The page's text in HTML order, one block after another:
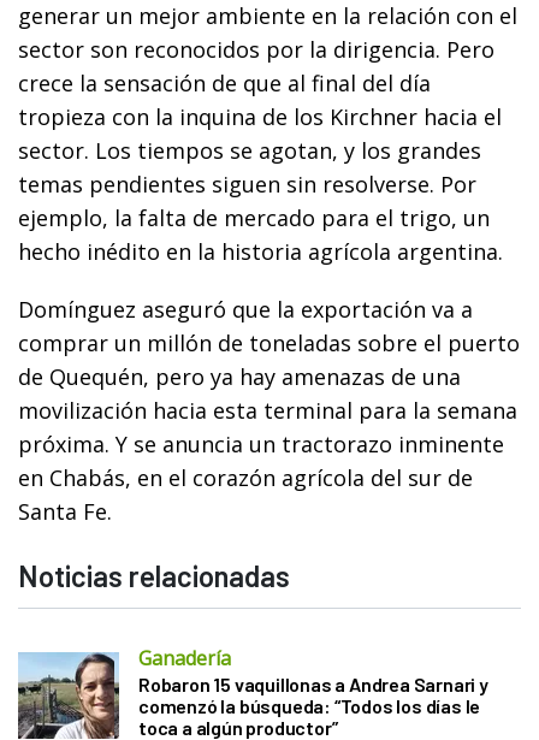
generar un mejor ambiente en la relación con el
sector son reconocidos por la dirigencia. Pero
crece la sensación de que al final del día
tropieza con la inquina de los Kirchner hacia el
sector. Los tiempos se agotan, y los grandes
temas pendientes siguen sin resolverse. Por
ejemplo, la falta de mercado para el trigo, un
hecho inédito en la historia agrícola argentina.
Domínguez aseguró que la exportación va a
comprar un millón de toneladas sobre el puerto
de Quequén, pero ya hay amenazas de una
movilización hacia esta terminal para la semana
próxima. Y se anuncia un tractorazo inminente
en Chabás, en el corazón agrícola del sur de
Santa Fe.
Noticias relacionadas
Ganadería
Robaron 15 vaquillonas a Andrea Sarnari y
comenzó la búsqueda: “Todos los días le
toca a algún productor”